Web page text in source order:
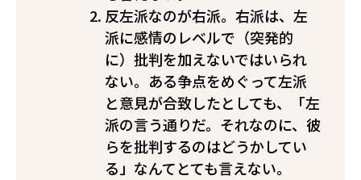
反左派なのが右派。右派は、左
派に感情のレベルで（突発的
に）批判を加えないではいられ
ない。ある争点をめぐって左派
と意見が合致したとしても、「左
派の言う通りだ。それなのに、彼
らを批判するのはどうかしてい
る」なんてとても言えない。